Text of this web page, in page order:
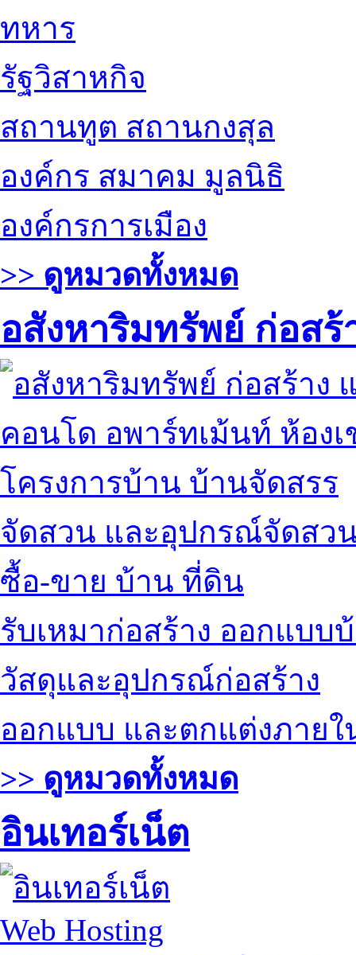
ทหาร
รัฐวิสาหกิจ
สถานทูต สถานกงสุล
องค์กร สมาคม มูลนิธิ
องค์กรการเมือง
>> ดูหมวดทั้งหมด
อสังหาริมทรัพย์ ก่อส
คอนโด อพาร์ทเม้นท์ ห้องเ
โครงการบ้าน บ้านจัดสรร
จัดสวน และอุปกรณ์จัดสว
ซื้อ-ขาย บ้าน ที่ดิน
รับเหมาก่อสร้าง ออกแบบ
วัสดุและอุปกรณ์ก่อสร้าง
ออกแบบ และตกแต่งภายใ
>> ดูหมวดทั้งหมด
อินเทอร์เน็ต
Web Hosting